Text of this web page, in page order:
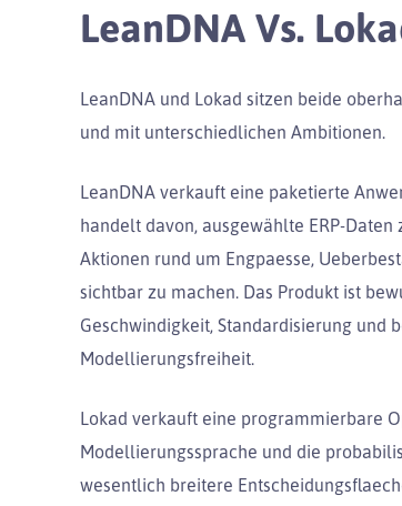
LeanDNA Vs.
LeanDNA und Lokad sitzen beide
und mit unterschiedlichen Ambitionen.
LeanDNA verkauft eine paketierte
handelt davon, ausgewählte ERP-
Aktionen rund um Engpaesse,
sichtbar zu machen. Das Produkt ist
Geschwindigkeit, Standardisierung und
Modellierungsfreiheit.
Lokad verkauft eine programmierbare
Modellierungssprache und die
wesentlich breitere